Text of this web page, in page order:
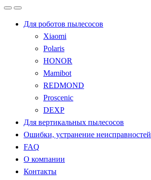
Для роботов пылесосов
Xiaomi
Polaris
HONOR
Mamibot
REDMOND
Proscenic
DEXP
Для вертикальных пылесосов
Ошибки, устранение неисправностей
FAQ
О компании
Контакты